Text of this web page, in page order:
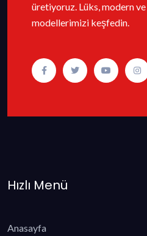
üretiyoruz. Lüks, modern ve
modellerimizi keşfedin.
Hızlı Menü
Anasayfa